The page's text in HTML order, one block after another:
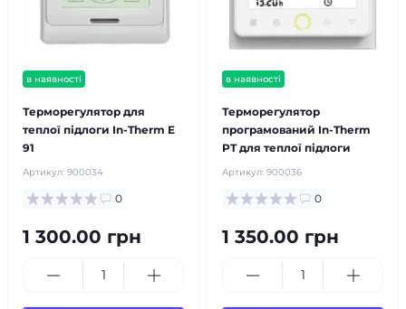
в наявності
Терморегулятор для
теплої підлоги In-Therm E
91
Артикул: 900034
0
1 300.00 грн
в наявності
Терморегулятор
програмований In-Therm
PT для теплої підлоги
Артикул: 900036
0
1 350.00 грн